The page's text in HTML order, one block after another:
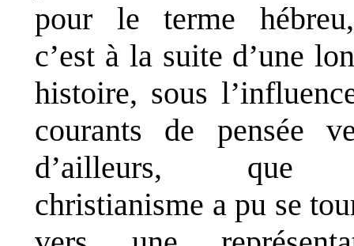
pour le terme
c’est à la suite d’une
histoire, sous
courants de pensée
d’ailleurs,
christianisme a pu se